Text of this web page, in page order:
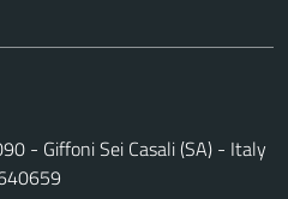
- Giffoni Sei Casali (SA) - Italy